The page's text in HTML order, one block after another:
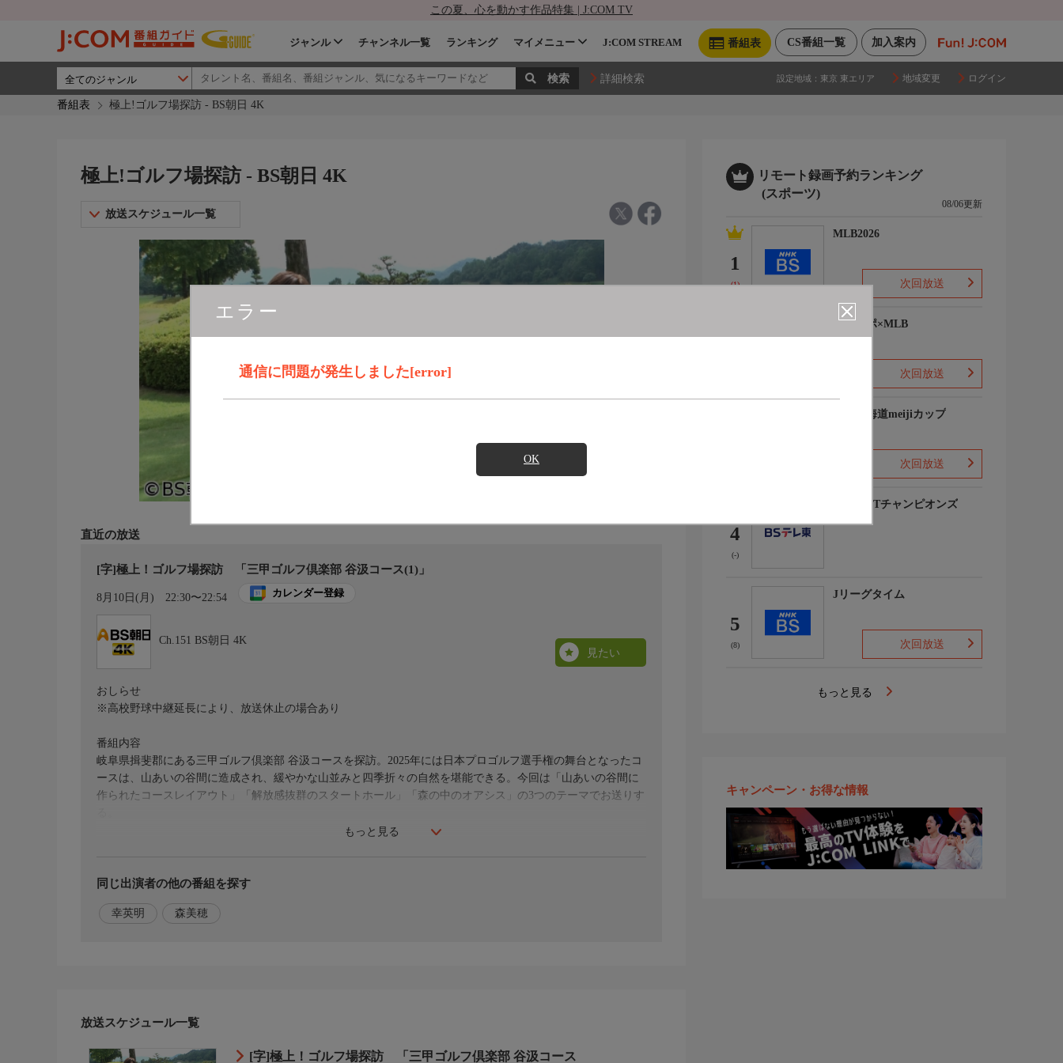
この夏、心を動かす作品特集 | J:COM TV
加入案内
CS番組一覧
番組表
ジャンル チャンネル一覧 ランキング マイメニュー J:COM STREAM
詳細検索 設定地域： 東京 東エリア 地域変更 ログイン
番組表 極上!ゴルフ場探訪 - BS朝日 4K
エラー
通信に問題が発生しました[error]
OK
極上!ゴルフ場探訪 - BS朝日 4K
放送スケジュール一覧
直近の放送
[字]極上！ゴルフ場探訪 「三甲ゴルフ倶楽部 谷汲コース(1)」
8月10日(月) 22:30〜22:54 カレンダー登録
Ch.151 BS朝日 4K
見たい
もっと見る
おしらせ
※高校野球中継延長により、放送休止の場合あり
番組内容
岐阜県揖斐郡にある三甲ゴルフ倶楽部 谷汲コースを探訪。2025年には日本プロゴルフ選手権の舞台となったコ
ースは、山あいの谷間に造成され、緩やかな山並みと四季折々の自然を堪能できる。今回は「山あいの谷間に
作られたコースレイアウト」「解放感抜群のスタートホール」「森の中のオアシス」の3つのテーマでお送りす
2026/8/10
のさまざまな魅力を深掘りする！
番組ホームページ
同じ出演者の他の番組を探す
幸英明 森美穂
放送スケジュール一覧
[字]極上！ゴルフ場探訪 「三甲ゴルフ倶楽部 谷汲コース
リモート録画予約ランキング
(スポーツ)
08/06更新
1
(1)
MLB2026
次回放送
ワースポ×MLB
次回放送
2026北海道meijiカップ
次回放送
4
(-)
卓球WTTチャンピオンズ
5
(8)
Jリーグタイム
次回放送
もっと見る
キャンペーン・お得な情報